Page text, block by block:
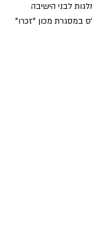
לבני הישיבה
במסגרת מכון "זכרו"